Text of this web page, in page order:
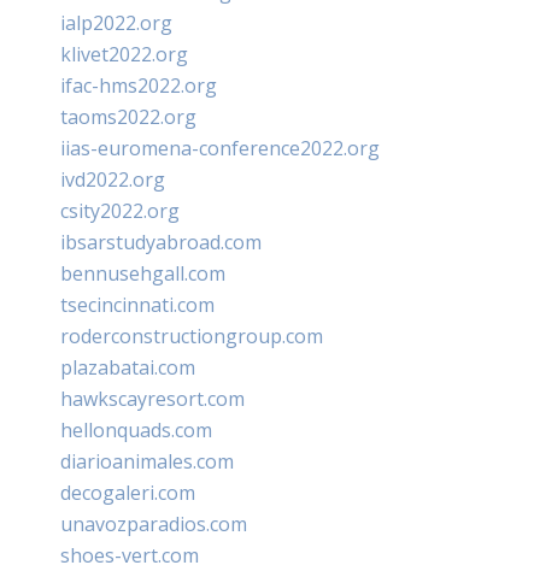
ialp2022.org
klivet2022.org
ifac-hms2022.org
taoms2022.org
iias-euromena-conference2022.org
ivd2022.org
csity2022.org
ibsarstudyabroad.com
bennusehgall.com
tsecincinnati.com
roderconstructiongroup.com
plazabatai.com
hawkscayresort.com
hellonquads.com
diarioanimales.com
decogaleri.com
unavozparadios.com
shoes-vert.com